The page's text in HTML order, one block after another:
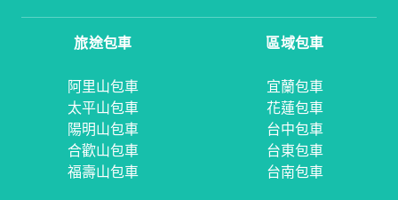
旅途包車
阿里山包車
太平山包車
陽明山包車
合歡山包車
福壽山包車
區域包車
宜蘭包車
花蓮包車
台中包車
台東包車
台南包車